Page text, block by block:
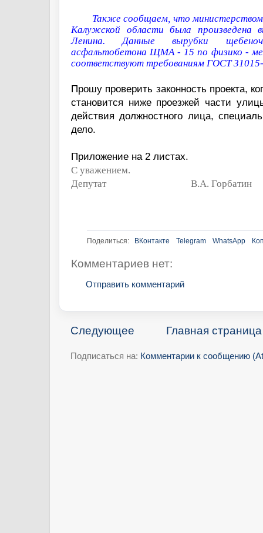
Также сообщаем, что
Калужской области была произведена
Ленина. Данные вырубки
асфальтобетона ЩМА - 15 по физико -
соответствуют требованиям ГОСТ
Прошу проверить законность проекта,
становится ниже проезжей части
действия должностного лица,
дело.
Приложение на 2 листах.
С уважением.
Депутат
В.А. Горбатин
Поделиться: ВКонтакте Telegram WhatsApp
Комментариев нет:
Отправить комментарий
Следующее Главная страница
Подписаться на: Комментарии к сообщению